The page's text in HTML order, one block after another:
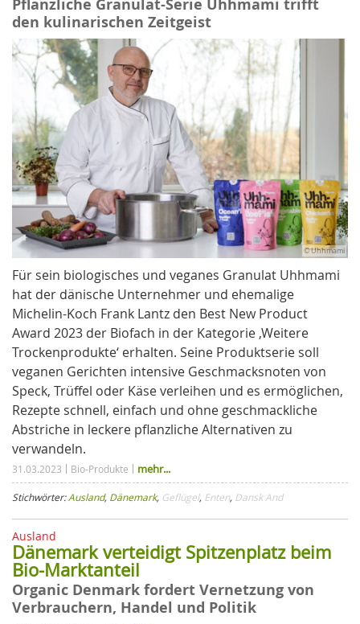
Pflanzliche Granulat-Serie Uhhmami trifft
den kulinarischen Zeitgeist
© Uhhmami
Für sein biologisches und veganes Granulat Uhhmami
hat der dänische Unternehmer und ehemalige
Michelin-Koch Frank Lantz den Best New Product
Award 2023 der Biofach in der Kategorie ‚Weitere
Trockenprodukte‘ erhalten. Seine Produktserie soll
veganen Gerichten intensive Geschmacksnoten von
Speck, Trüffel oder Käse verleihen und es ermöglichen,
Rezepte schnell, einfach und ohne geschmackliche
Abstriche in leckere pflanzliche Alternativen zu
verwandeln.
31.03.2023 Bio-Produkte mehr...
Stichwörter:Ausland, Dänemark, Geflügel, Enten, Dansk And
Ausland
Dänemark verteidigt Spitzenplatz beim
Bio-Marktanteil
Organic Denmark fordert Vernetzung von
Verbrauchern, Handel und Politik